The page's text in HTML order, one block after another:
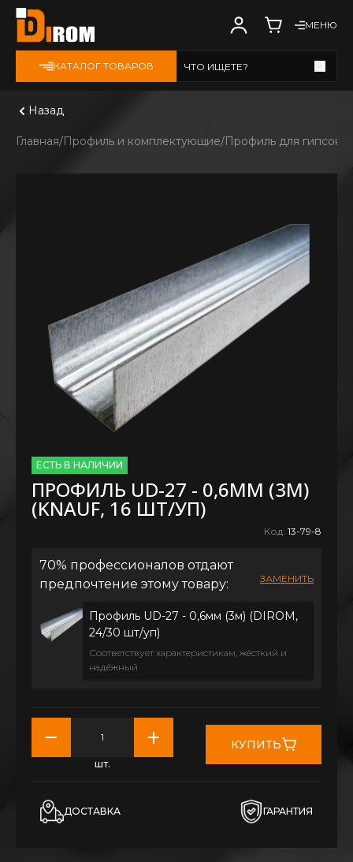
МЕНЮ
КАТАЛОГ ТОВАРОВ ЧТО ИЩЕТЕ?
Назад
Главная Профиль и комплектующие Профиль для
ЕСТЬ В НАЛИЧИИ
ПРОФИЛЬ UD-27 - 0,6ММ (3М)
(KNAUF, 16 ШТ/УП)
Код: 13-79-8
70% профессионалов отдают
предпочтение этому товару:
ЗАМЕНИТЬ
Профиль UD-27 - 0,6мм (3м) (DIROM,
24/30 шт/уп)
Соответствует характеристикам, жёсткий и
надёжный
шт.
КУПИТЬ
ДОСТАВКА ГАРАНТИЯ